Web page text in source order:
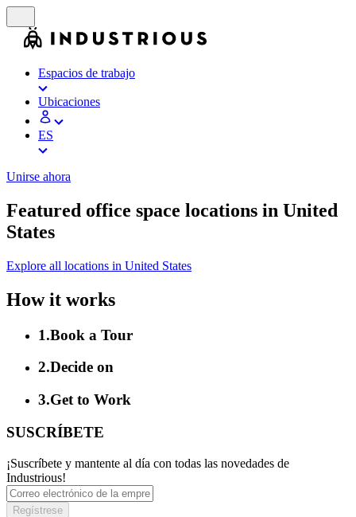
Espacios de trabajo
Ubicaciones
ES
Unirse ahora
Featured office space locations in United
States
Explore all locations in United States
How it works
1.Book a Tour
2.Decide on
3.Get to Work
SUSCRÍBETE
¡Suscríbete y mantente al día con todas las novedades de
Industrious!
Regístrese